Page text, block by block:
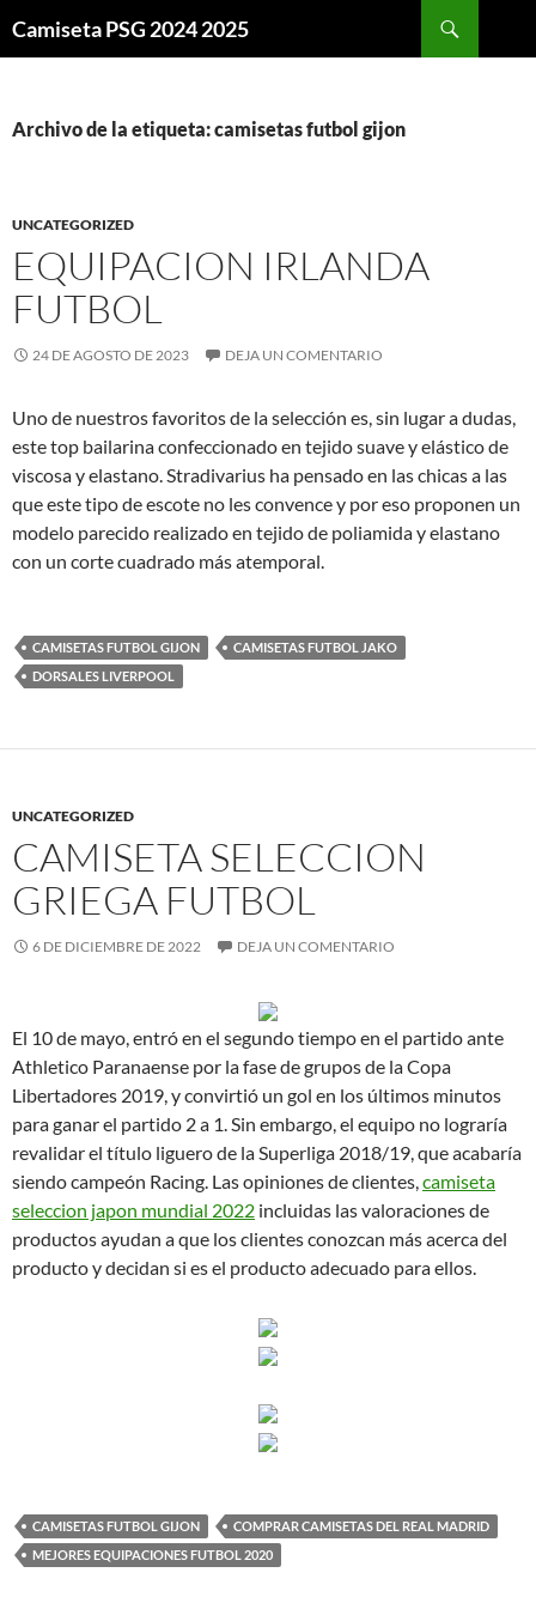
Camiseta PSG 2024 2025
Archivo de la etiqueta: camisetas futbol gijon
UNCATEGORIZED
EQUIPACION IRLANDA
FUTBOL
24 DE AGOSTO DE 2023 DEJA UN COMENTARIO
Uno de nuestros favoritos de la selección es, sin lugar a dudas,
este top bailarina confeccionado en tejido suave y elástico de
viscosa y elastano. Stradivarius ha pensado en las chicas a las
que este tipo de escote no les convence y por eso proponen un
modelo parecido realizado en tejido de poliamida y elastano
con un corte cuadrado más atemporal.
CAMISETAS FUTBOL GIJON
CAMISETAS FUTBOL JAKO
DORSALES LIVERPOOL
UNCATEGORIZED
CAMISETA SELECCION
GRIEGA FUTBOL
6 DE DICIEMBRE DE 2022 DEJA UN COMENTARIO
El 10 de mayo, entró en el segundo tiempo en el partido ante
Athletico Paranaense por la fase de grupos de la Copa
Libertadores 2019, y convirtió un gol en los últimos minutos
para ganar el partido 2 a 1. Sin embargo, el equipo no lograría
revalidar el título liguero de la Superliga 2018/19, que acabaría
siendo campeón Racing. Las opiniones de clientes,camiseta
seleccion japon mundial 2022 incluidas las valoraciones de
productos ayudan a que los clientes conozcan más acerca del
producto y decidan si es el producto adecuado para ellos.
CAMISETAS FUTBOL GIJON
COMPRAR CAMISETAS DEL REAL MADRID
MEJORES EQUIPACIONES FUTBOL 2020